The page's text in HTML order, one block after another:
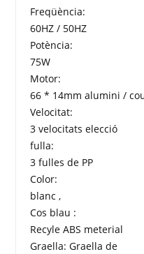
Freqüència:
60HZ / 50HZ
Potència:
75W
Motor:
66 * 14mm alumini /
Velocitat:
3 velocitats elecció
fulla:
3 fulles de PP
Color:
blanc ,
Cos blau :
Recyle ABS meterial
Graella: Graella de